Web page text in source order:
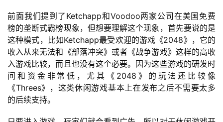
首
页
前面我们提到了Ketchapp和Voodoo两家公司在美国免费
榜的垄断式霸榜现象，但想要理解这个现象，首先要说的是
这种模式，比如Ketchapp最受欢迎的游戏《2048》，它的
收入从来无法和《部落冲突》或者《战争游戏》这样的高收
入游戏比较，而且也没有这个必要。因为这些游戏的研发时
间和资金非常低，尤其《2048》的玩法还比较像
《Threes》，这类休闲游戏基本上在发布之后不需要太多
的后续支持。